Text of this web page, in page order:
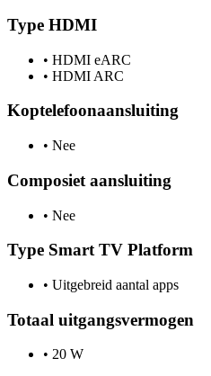
Type HDMI
• HDMI eARC
• HDMI ARC
Koptelefoonaansluiting
• Nee
Composiet aansluiting
• Nee
Type Smart TV Platform
• Uitgebreid aantal apps
Totaal uitgangsvermogen
• 20 W